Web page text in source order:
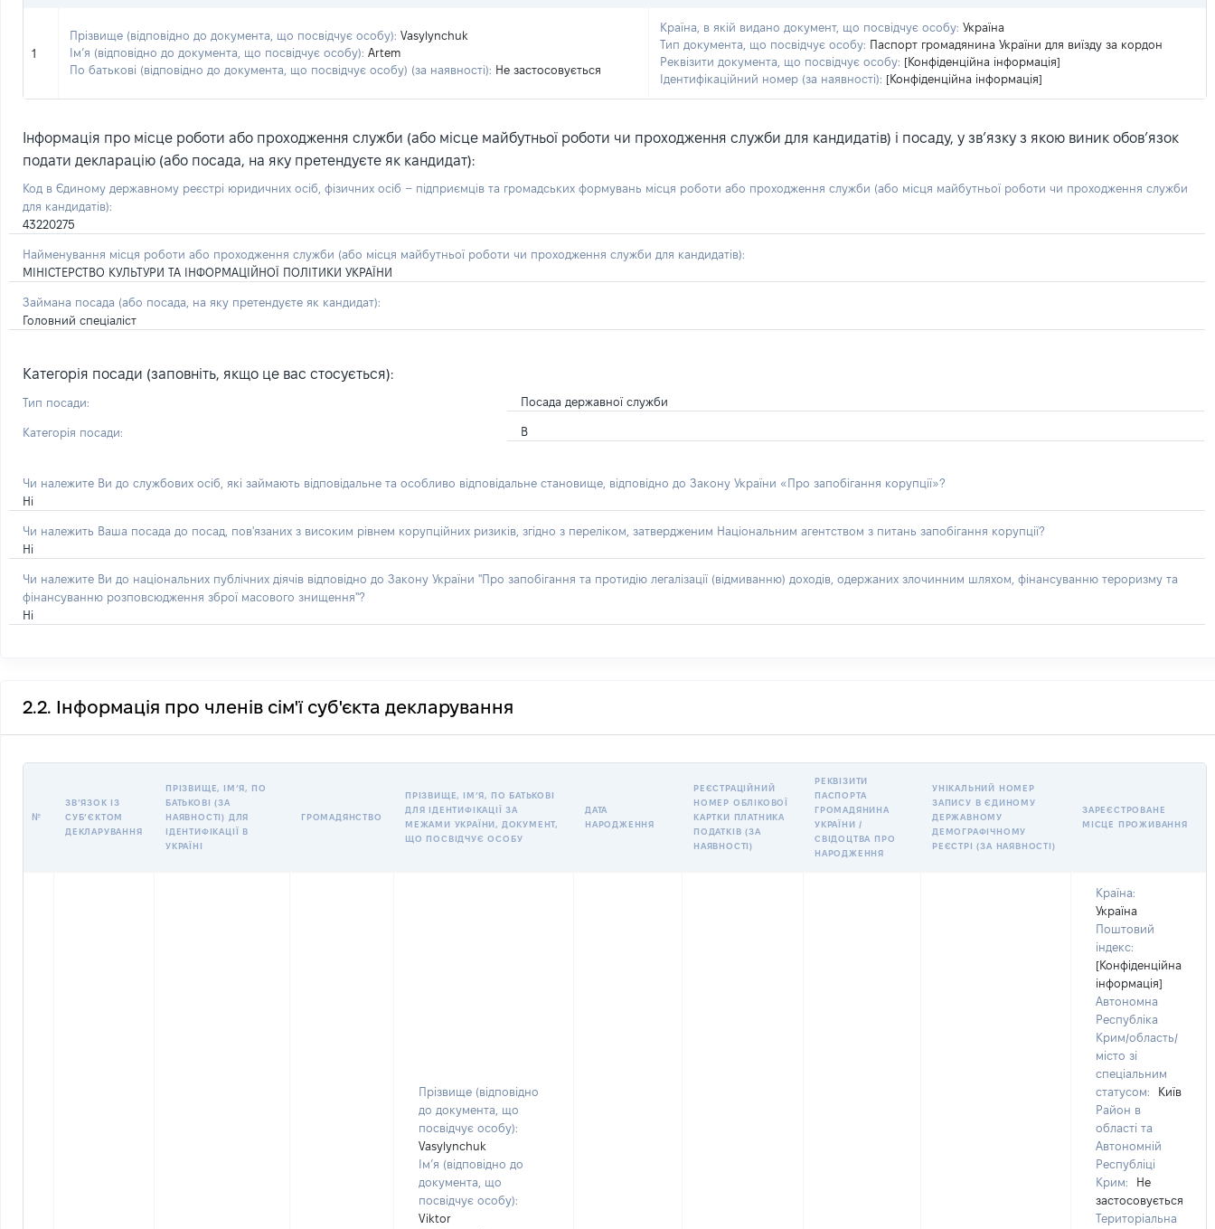
1
Прізвище (відповідно до документа, що посвідчує особу): Vasylynchuk
Ім’я (відповідно до документа, що посвідчує особу): Artem
По батькові (відповідно до документа, що посвідчує особу) (за наявності): Не застосовується
Країна, в якій видано документ, що посвідчує особу: Україна
Тип документа, що посвідчує особу: Паспорт громадянина України для виїзду за кордон
Реквізити документа, що посвідчує особу: [Конфіденційна інформація]
Ідентифікаційний номер (за наявності): [Конфіденційна інформація]
Інформація про місце роботи або проходження служби (або місце майбутньої роботи чи проходження служби для кандидатів) і посаду, у зв’язку з якою виник обов’язок
подати декларацію (або посада, на яку претендуєте як кандидат):
Код в Єдиному державному реєстрі юридичних осіб, фізичних осіб – підприємців та громадських формувань місця роботи або проходження служби (або місця майбутньої роботи чи проходження служби
для кандидатів):
43220275
Найменування місця роботи або проходження служби (або місця майбутньої роботи чи проходження служби для кандидатів):
МІНІСТЕРСТВО КУЛЬТУРИ ТА ІНФОРМАЦІЙНОЇ ПОЛІТИКИ УКРАЇНИ
Займана посада (або посада, на яку претендуєте як кандидат):
Головний спеціаліст
Категорія посади (заповніть, якщо це вас стосується):
Тип посади: Посада державної служби
Категорія посади: В
Чи належите Ви до службових осіб, які займають відповідальне та особливо відповідальне становище, відповідно до Закону України «Про запобігання корупції»?
Ні
Чи належить Ваша посада до посад, пов'язаних з високим рівнем корупційних ризиків, згідно з переліком, затвердженим Національним агентством з питань запобігання корупції?
Ні
Чи належите Ви до національних публічних діячів відповідно до Закону України "Про запобігання та протидію легалізації (відмиванню) доходів, одержаних злочинним шляхом, фінансуванню тероризму та
фінансуванню розповсюдження зброї масового знищення"?
Ні
2.2. Інформація про членів сім'ї суб'єкта декларування
№
ЗВʼЯЗОК ІЗ
СУБʼЄКТОМ
ДЕКЛАРУВАННЯ
ПРІЗВИЩЕ, ІМʼЯ, ПО
БАТЬКОВІ (ЗА
НАЯВНОСТІ) ДЛЯ
ІДЕНТИФІКАЦІЇ В
УКРАЇНІ
ГРОМАДЯНСТВО
ПРІЗВИЩЕ, ІМʼЯ, ПО БАТЬКОВІ
ДЛЯ ІДЕНТИФІКАЦІЇ ЗА
МЕЖАМИ УКРАЇНИ, ДОКУМЕНТ,
ЩО ПОСВІДЧУЄ ОСОБУ
ДАТА
НАРОДЖЕННЯ
РЕЄСТРАЦІЙНИЙ
НОМЕР ОБЛІКОВОЇ
КАРТКИ ПЛАТНИКА
ПОДАТКІВ (ЗА
НАЯВНОСТІ)
РЕКВІЗИТИ
ПАСПОРТА
ГРОМАДЯНИНА
УКРАЇНИ /
СВІДОЦТВА ПРО
НАРОДЖЕННЯ
УНІКАЛЬНИЙ НОМЕР
ЗАПИСУ В ЄДИНОМУ
ДЕРЖАВНОМУ
ДЕМОГРАФІЧНОМУ
РЕЄСТРІ (ЗА НАЯВНОСТІ)
ЗАРЕЄСТРОВАНЕ
МІСЦЕ ПРОЖИВАННЯ
Прізвище (відповідно
до документа, що
посвідчує особу):
Vasylynchuk
Ім’я (відповідно до
документа, що
посвідчує особу):
Viktor
Країна:
Україна
Поштовий
індекс:
[Конфіденційна
інформація]
Автономна
Республіка
Крим/область/
місто зі
спеціальним
статусом:
Київ
Район в
області та
Автономній
Республіці
Крим:
Не
застосовується
Територіальна